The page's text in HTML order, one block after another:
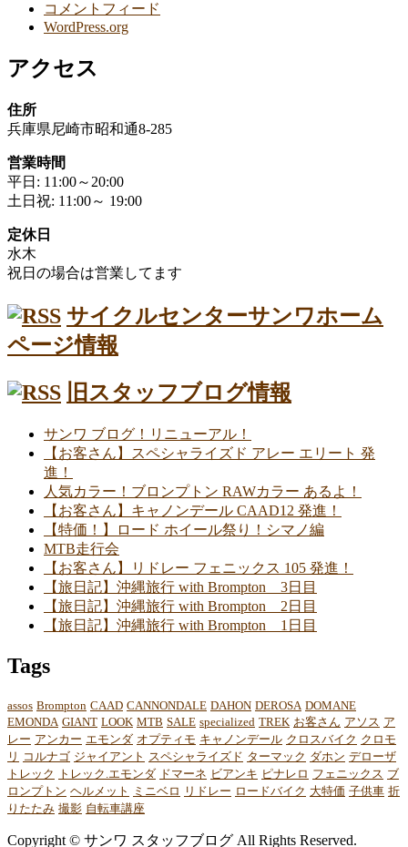
コメントフィード
WordPress.org
アクセス
住所
兵庫県尼崎市昭和通8-285
営業時間
平日: 11:00～20:00
土日祝: 11:00～ 19:00
定休日
水木
祝日の場合は営業してます
サイクルセンターサンワホーム
ページ情報
旧スタッフブログ情報
サンワ ブログ！リニューアル！
【お客さん】スペシャライズド アレー エリート 発
進！
人気カラー！ブロンプトン RAWカラー あるよ！
【お客さん】キャノンデール CAAD12 発進！
【特価！】ロード ホイール祭り！シマノ編
MTB走行会
【お客さん】リドレー フェニックス 105 発進！
【旅日記】沖縄旅行 with Brompton 3日目
【旅日記】沖縄旅行 with Brompton 2日目
【旅日記】沖縄旅行 with Brompton 1日目
Tags
assos Brompton CAAD CANNONDALE DAHON DEROSA DOMANE
EMONDA GIANT LOOK MTB SALE specialized TREK お客さん アソス ア
レー アンカー エモンダ オプティモ キャノンデール クロスバイク クロモ
リ コルナゴ ジャイアント スペシャライズド ターマック ダホン デローザ
トレック
トレック.エモンダ ドマーネ ビアンキ ピナレロ フェニックス ブ
ロンプトン ヘルメット ミニベロ リドレー ロードバイク 大特価 子供車 折
りたたみ 撮影 自転車講座
Copyright © サンワ スタッフブログ All Rights Reserved.